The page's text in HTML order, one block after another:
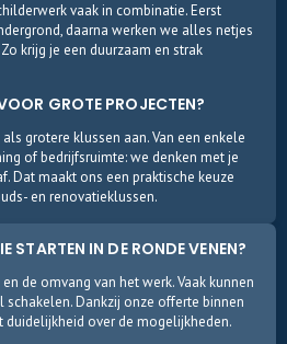
vaak in combinatie. Eerst
daarna werken we alles netjes
krijg je een duurzaam en strak
GROTE PROJECTEN?
grotere klussen aan. Van een enkele
of bedrijfsruimte: we denken met je
Dat maakt ons een praktische keuze
en renovatieklussen.
STARTEN IN DE RONDE VENEN?
de omvang van het werk. Vaak kunnen
schakelen. Dankzij onze offerte binnen
duidelijkheid over de mogelijkheden.